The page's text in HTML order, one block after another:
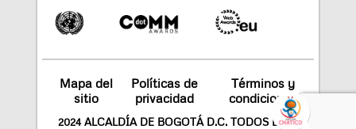
Mapa del
sitio
Políticas de
privacidad
Términos y
condiciones
2024 ALCALDÍA DE BOGOTÁ D.C. TODOS LOS